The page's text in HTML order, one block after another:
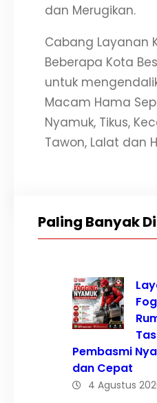
dan Merugikan.
Cabang Layanan
Beberapa Kota
untuk
Macam Hama
Nyamuk, Tikus,
Tawon, Lalat dan
Paling Banyak
Pembasmi
dan Cepat
4 Agustus